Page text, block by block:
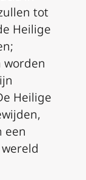
tot
Heilige
worden
Heilige
een